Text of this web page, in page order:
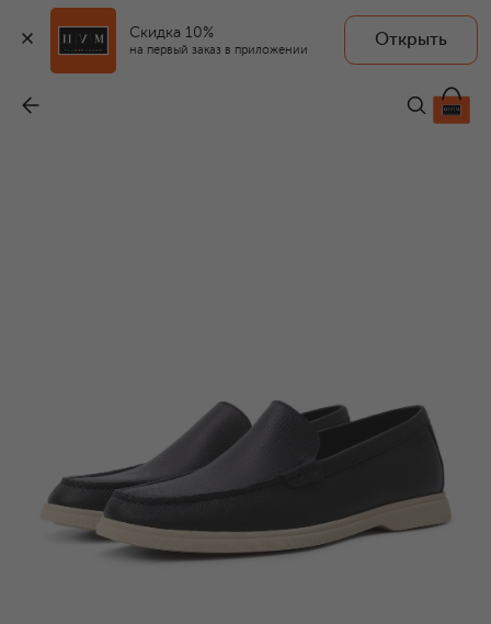
Скидка 10%
на первый заказ в приложении
Открыть
19 300 ₽